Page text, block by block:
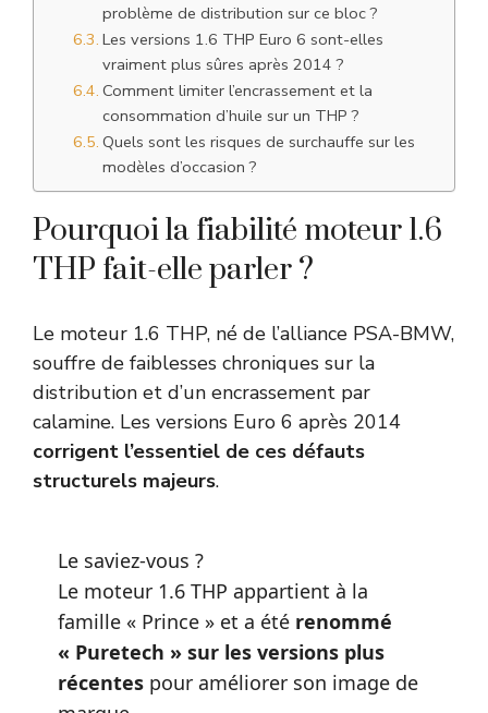
problème de distribution sur ce bloc ?
Les versions 1.6 THP Euro 6 sont-elles
vraiment plus sûres après 2014 ?
Comment limiter l’encrassement et la
consommation d’huile sur un THP ?
Quels sont les risques de surchauffe sur les
modèles d’occasion ?
Pourquoi la fiabilité moteur 1.6
THP fait-elle parler ?
Le moteur 1.6 THP, né de l’alliance PSA-BMW,
souffre de faiblesses chroniques sur la
distribution et d’un encrassement par
calamine. Les versions Euro 6 après 2014
corrigent l’essentiel de ces défauts
structurels majeurs.
Le saviez-vous ?
Le moteur 1.6 THP appartient à la
famille « Prince » et a été renommé
« Puretech » sur les versions plus
récentespour améliorer son image de